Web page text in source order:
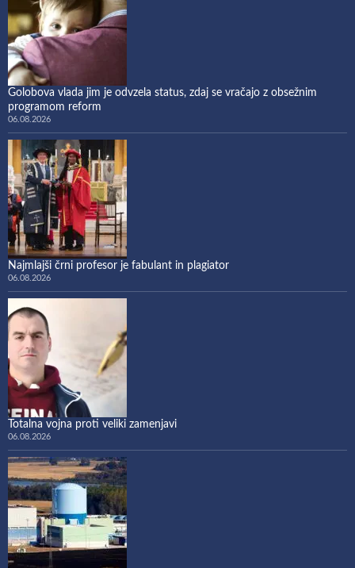
Golobova vlada jim je odvzela status, zdaj se vračajo z obsežnim
programom reform
06.08.2026
Najmlajši črni profesor je fabulant in plagiator
06.08.2026
Totalna vojna proti veliki zamenjavi
06.08.2026